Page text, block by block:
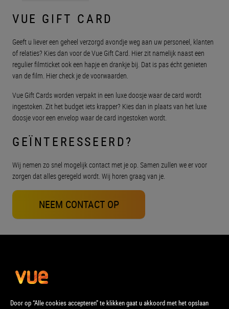
VUE GIFT CARD
Geeft u liever een geheel verzorgd avondje weg aan uw personeel, klanten
of relaties? Kies dan voor de Vue Gift Card. Hier zit namelijk naast een
regulier filmticket ook een hapje en drankje bij. Dat is pas écht genieten
van de film. Hier check je de voorwaarden.
Vue Gift Cards worden verpakt in een luxe doosje waar de card wordt
ingestoken. Zit het budget iets krapper? Kies dan in plaats van het luxe
doosje voor een envelop waar de card ingestoken wordt.
GEÏNTERESSEERD?
Wij nemen zo snel mogelijk contact met je op. Samen zullen we er voor
zorgen dat alles geregeld wordt. Wij horen graag van je.
NEEM CONTACT OP
Door op “Alle cookies accepteren” te klikken gaat u akkoord met het opslaan